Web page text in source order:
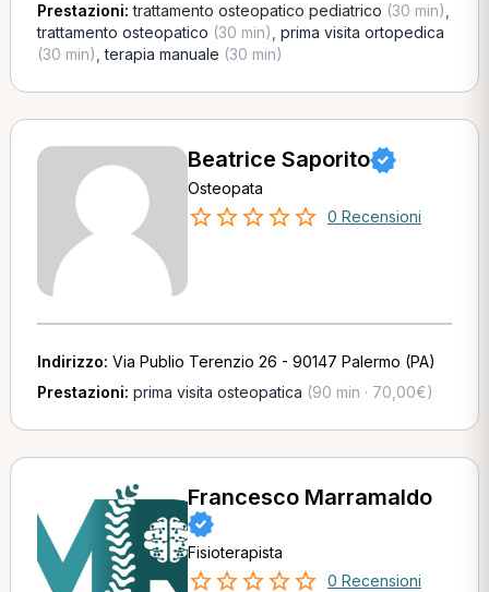
Prestazioni:trattamento osteopatico pediatrico (30 min)
trattamento osteopatico (30 min) prima visita ortopedica
(30 min) ,terapia manuale (30 min)
Beatrice Saporito
Osteopata
0 Recensioni
Indirizzo: Via Publio Terenzio 26 - 90147 Palermo (PA)
Prestazioni: prima visita osteopatica (90 min · 70,00€)
Francesco Marramaldo
Fisioterapista
0 Recensioni